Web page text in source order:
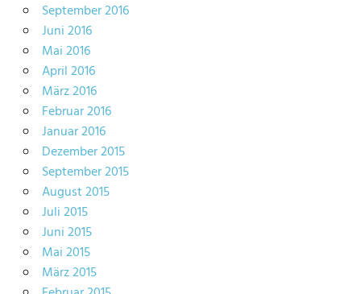
September 2016
Juni 2016
Mai 2016
April 2016
März 2016
Februar 2016
Januar 2016
Dezember 2015
September 2015
August 2015
Juli 2015
Juni 2015
Mai 2015
März 2015